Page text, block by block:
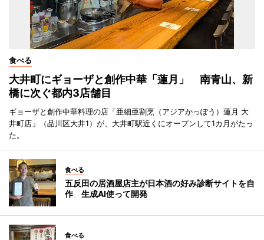
食べる
大井町にギョーザと創作中華「蓮月」 南青山、新
橋に次ぐ都内3店舗目
ギョーザと創作中華料理の店「亜細亜割烹（アジアかっぽう）蓮月 大
井町店」（品川区大井1）が、大井町駅近くにオープンして1カ月がたっ
た。
食べる
五反田の居酒屋店主が日本酒の好み診断サイトを自
作 生成AI使って開発
食べる